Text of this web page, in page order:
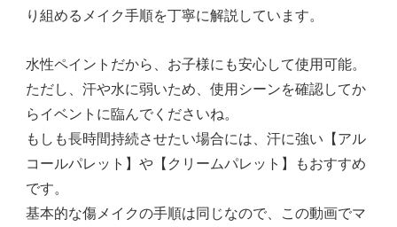
り組めるメイク手順を丁寧に解説しています。
水性ペイントだから、お子様にも安心して使用可能。
ただし、汗や水に弱いため、使用シーンを確認してか
らイベントに臨んでくださいね。
もしも長時間持続させたい場合には、汗に強い【アル
コールパレット】や【クリームパレット】もおすすめ
です。
基本的な傷メイクの手順は同じなので、この動画でマ